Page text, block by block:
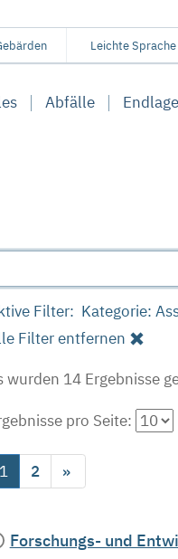
Leichte Sprache
Abfälle
Filter: Kategorie:
Filter entfernen
wurden 14 Ergebnisse
pro Seite:
1 2 »
Forschungs- und